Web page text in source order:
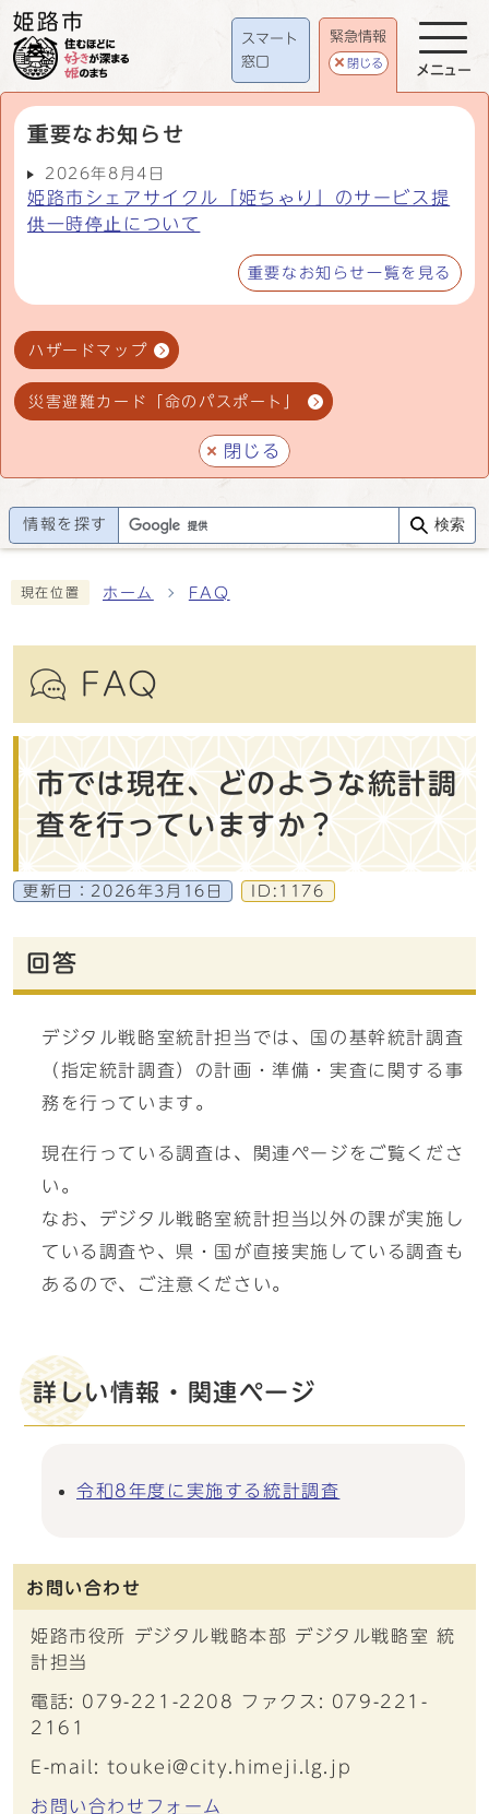
スマート
窓口
緊急情報
閉じる
重要なお知らせ
2026年8月4日
姫路市シェアサイクル「姫ちゃり」のサービス提
供一時停止について
重要なお知らせ一覧を見る
ハザードマップ
災害避難カード「命のパスポート」
閉じる
メニュー
情報を探す 検索
現在位置 ホーム FAQ
FAQ
市では現在、どのような統計調
査を行っていますか？
更新日： 2026年3月16日 ID:1176
回答
デジタル戦略室統計担当では、国の基幹統計調査
（指定統計調査）の計画・準備・実査に関する事
務を行っています。
現在行っている調査は、関連ページをご覧くださ
い。
なお、デジタル戦略室統計担当以外の課が実施し
ている調査や、県・国が直接実施している調査も
あるので、ご注意ください。
詳しい情報・関連ページ
令和8年度に実施する統計調査
お問い合わせ
姫路市役所 デジタル戦略本部 デジタル戦略室 統
計担当
電話: 079-221-2208 ファクス: 079-221-
2161
E-mail: toukei@city.himeji.lg.jp
お問い合わせフォーム